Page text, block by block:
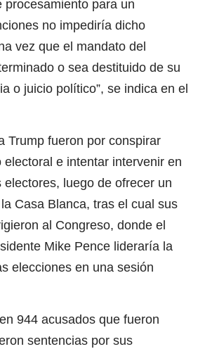
procesamiento para un
no impediría dicho
vez que el mandato del
o sea destituido de su
o juicio político”, se indica en el
Trump fueron por conspirar
electoral e intentar intervenir en
electores, luego de ofrecer un
Casa Blanca, tras el cual sus
al Congreso, donde el
Mike Pence lideraría la
elecciones en una sesión
944 acusados ​​que fueron
sentencias por sus